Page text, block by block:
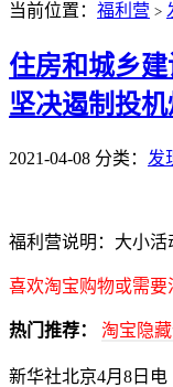
当前位置： 福利营 >
住房和城乡
坚决遏制投
2021-04-08 分类： 发
福利营说明：大小活
喜欢淘宝购物或需要
热门推荐： 淘宝隐
新华社北京4月8日